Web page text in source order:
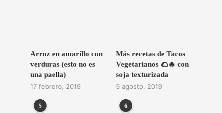
Arroz en amarillo con
verduras (esto no es
una paella)
17 febrero, 2019
Más recetas de Tacos
Vegetarianos 🌮🔥 con
soja texturizada
5 agosto, 2019
5 6